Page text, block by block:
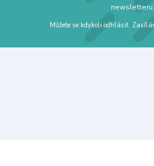
newsletteru.
Můžete se kdykoli odhlásit.